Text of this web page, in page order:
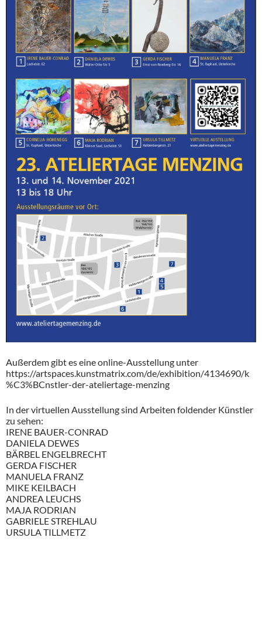
Außerdem gibt es eine online-Ausstellung unter
https://artspaces.kunstmatrix.com/de/exhibition/4134690/k
%C3%BCnstler-der-ateliertage-menzing
In der virtuellen Ausstellung sind Arbeiten foldender Künstler
zu sehen:
IRENE BAUER-CONRAD
DANIELA DEWES
BÄRBEL ENGELBRECHT
GERDA FISCHER
MANUELA FRANZ
MIKE KEILBACH
ANDREA LEUCHS
MAJA RODRIAN
GABRIELE STREHLAU
URSULA TILLMETZ